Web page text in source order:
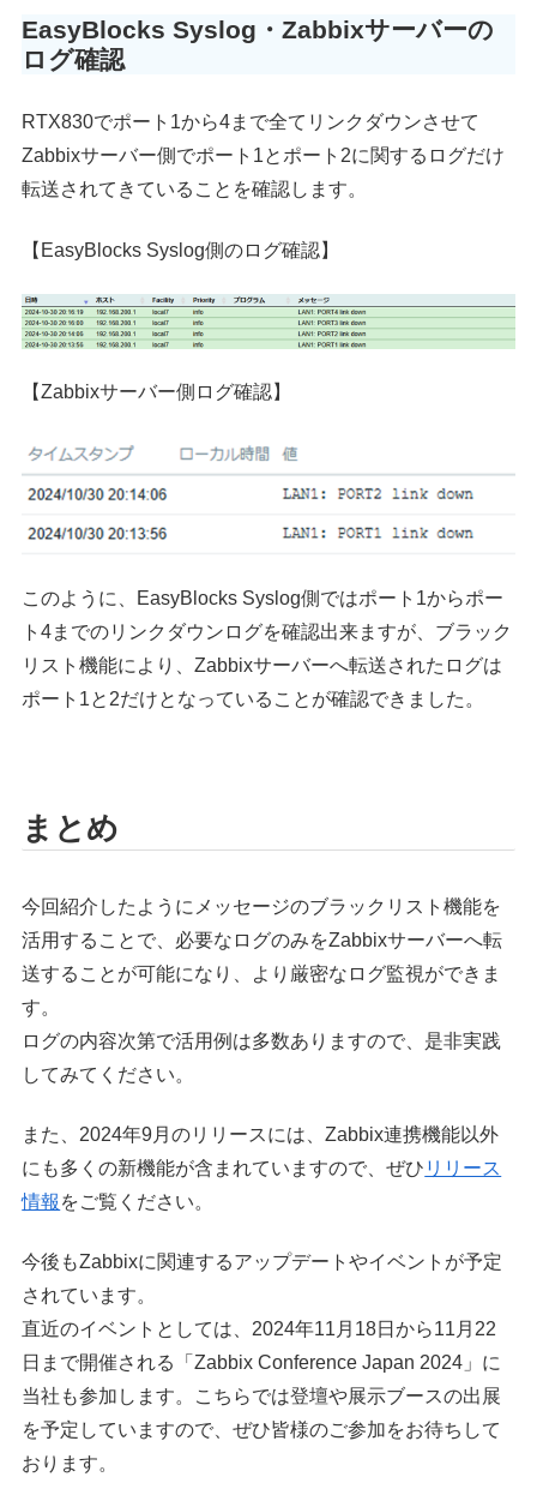
EasyBlocks Syslog・Zabbixサーバーの
ログ確認
RTX830でポート1から4まで全てリンクダウンさせて
Zabbixサーバー側でポート1とポート2に関するログだけ
転送されてきていることを確認します。
【EasyBlocks Syslog側のログ確認】
【Zabbixサーバー側ログ確認】
このように、EasyBlocks Syslog側ではポート1からポー
ト4までのリンクダウンログを確認出来ますが、ブラック
リスト機能により、Zabbixサーバーへ転送されたログは
ポート1と2だけとなっていることが確認できました。
まとめ
今回紹介したようにメッセージのブラックリスト機能を
活用することで、必要なログのみをZabbixサーバーへ転
送することが可能になり、より厳密なログ監視ができま
す。
ログの内容次第で活用例は多数ありますので、是非実践
してみてください。
また、2024年9月のリリースには、Zabbix連携機能以外
にも多くの新機能が含まれていますので、ぜひ リリース
情報 をご覧ください。
今後もZabbixに関連するアップデートやイベントが予定
されています。
直近のイベントとしては、2024年11月18日から11月22
日まで開催される「Zabbix Conference Japan 2024」に
当社も参加します。こちらでは登壇や展示ブースの出展
を予定していますので、ぜひ皆様のご参加をお待ちして
おります。